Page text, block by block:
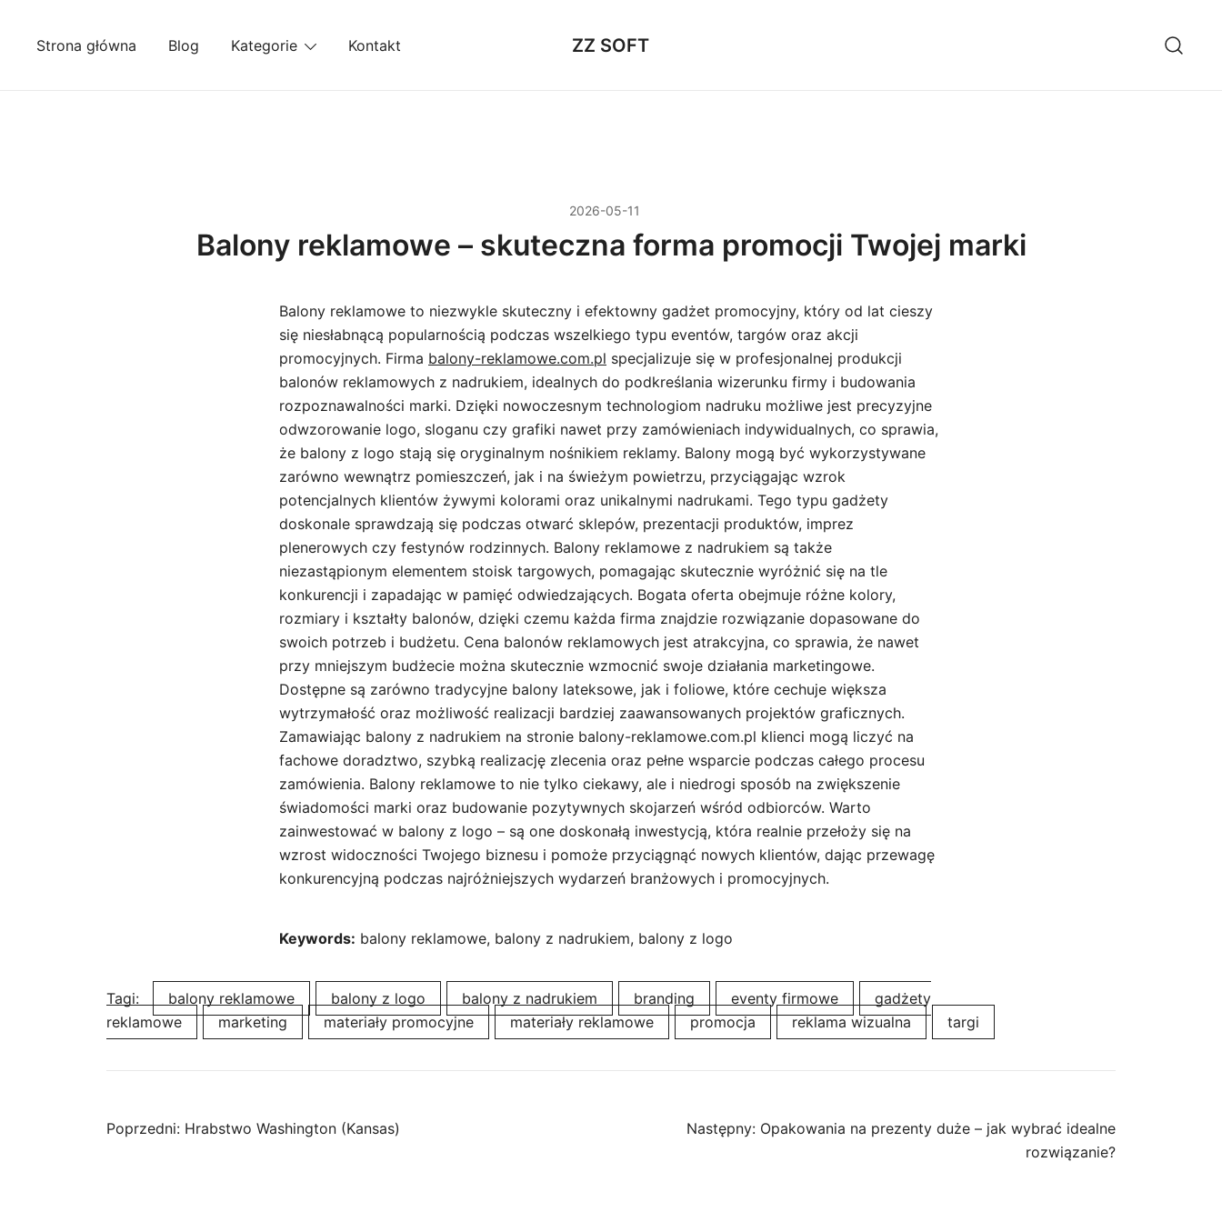
Strona główna Blog Kategorie Kontakt ZZ SOFT
2026-05-11
Balony reklamowe – skuteczna forma promocji Twojej marki
Balony reklamowe to niezwykle skuteczny i efektowny gadżet promocyjny, który od lat cieszy
się niesłabnącą popularnością podczas wszelkiego typu eventów, targów oraz akcji
promocyjnych. Firma balony-reklamowe.com.pl specjalizuje się w profesjonalnej produkcji
balonów reklamowych z nadrukiem, idealnych do podkreślania wizerunku firmy i budowania
rozpoznawalności marki. Dzięki nowoczesnym technologiom nadruku możliwe jest precyzyjne
odwzorowanie logo, sloganu czy grafiki nawet przy zamówieniach indywidualnych, co sprawia,
że balony z logo stają się oryginalnym nośnikiem reklamy. Balony mogą być wykorzystywane
zarówno wewnątrz pomieszczeń, jak i na świeżym powietrzu, przyciągając wzrok
potencjalnych klientów żywymi kolorami oraz unikalnymi nadrukami. Tego typu gadżety
doskonale sprawdzają się podczas otwarć sklepów, prezentacji produktów, imprez
plenerowych czy festynów rodzinnych. Balony reklamowe z nadrukiem są także
niezastąpionym elementem stoisk targowych, pomagając skutecznie wyróżnić się na tle
konkurencji i zapadając w pamięć odwiedzających. Bogata oferta obejmuje różne kolory,
rozmiary i kształty balonów, dzięki czemu każda firma znajdzie rozwiązanie dopasowane do
swoich potrzeb i budżetu. Cena balonów reklamowych jest atrakcyjna, co sprawia, że nawet
przy mniejszym budżecie można skutecznie wzmocnić swoje działania marketingowe.
Dostępne są zarówno tradycyjne balony lateksowe, jak i foliowe, które cechuje większa
wytrzymałość oraz możliwość realizacji bardziej zaawansowanych projektów graficznych.
Zamawiając balony z nadrukiem na stronie balony-reklamowe.com.pl klienci mogą liczyć na
fachowe doradztwo, szybką realizację zlecenia oraz pełne wsparcie podczas całego procesu
zamówienia. Balony reklamowe to nie tylko ciekawy, ale i niedrogi sposób na zwiększenie
świadomości marki oraz budowanie pozytywnych skojarzeń wśród odbiorców. Warto
zainwestować w balony z logo – są one doskonałą inwestycją, która realnie przełoży się na
wzrost widoczności Twojego biznesu i pomoże przyciągnąć nowych klientów, dając przewagę
konkurencyjną podczas najróżniejszych wydarzeń branżowych i promocyjnych.
Keywords: balony reklamowe, balony z nadrukiem, balony z logo
Tagi: balony reklamowe balony z logo balony z nadrukiem branding eventy firmowe
gadżety
reklamowe
marketing materiały promocyjne materiały reklamowe promocja reklama wizualna targi
Nawigacja
Poprzedni: Hrabstwo Washington (Kansas) Następny: Opakowania na prezenty duże – jak wybrać idealne
rozwiązanie?